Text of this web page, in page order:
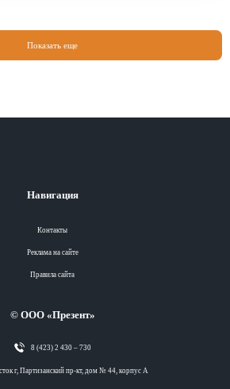
Показать еще
Навигация
Контакты
Реклама на сайте
Правила сайта
© ООО «Презент»
8 (423) 2 430 – 730
г, Партизанский пр-кт, дом № 44, корпус А